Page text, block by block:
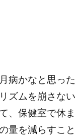
病かなと思った
ズムを崩さない
、保健室で休ま
量を減らすこと